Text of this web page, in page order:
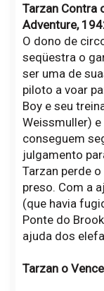
Tarzan Contra
Adventure,
O dono de
seqüestra o
ser uma de
piloto a voar
Boy e seu
Weissmuller) e
conseguem
julgamento
Tarzan perde
preso. Com a
(que havia
Ponte do
ajuda dos
Tarzan o